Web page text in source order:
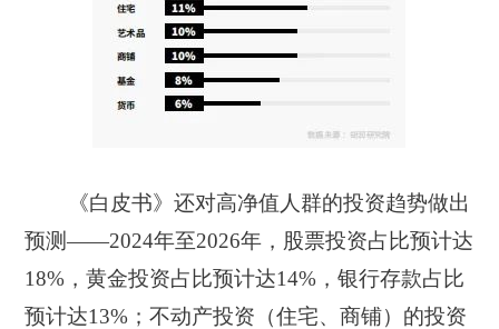
《白皮书》还对高净值人群的投资趋势做出
预测——2024年至2026年，股票投资占比预计达
18%，黄金投资占比预计达14%，银行存款占比
预计达13%；不动产投资 （住宅、商铺） 的投资